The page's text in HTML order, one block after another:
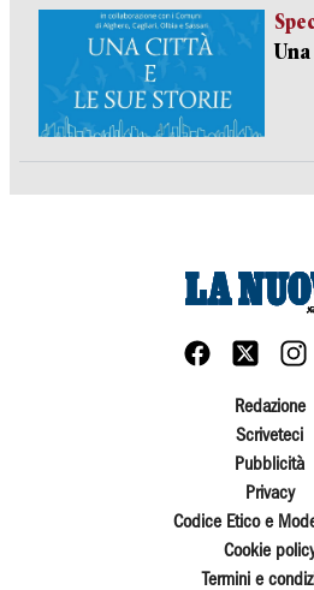
Redazione
Scriveteci
Pubblicità
Privacy
Codice Etico e
Cookie
Termini e